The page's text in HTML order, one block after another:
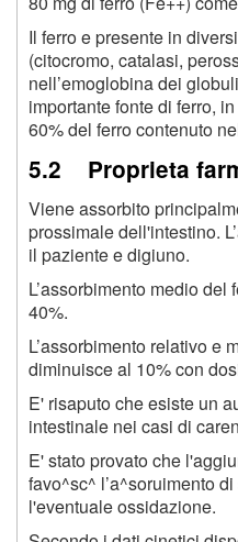
Il ferro e presente in
(citocromo, catalasi,
nell’emoglobina dei
importante fonte di ferro,
60% del ferro contenuto
5.2 Proprieta
Viene assorbito
prossimale dell'intestino.
il paziente e digiuno.
L’assorbimento medio
40%.
L’assorbimento relativo e
diminuisce al 10% con
E' risaputo che esiste un
intestinale nei casi di
E' stato provato che
favo^sc^ l’a^soruimento
l'eventuale ossidazione.